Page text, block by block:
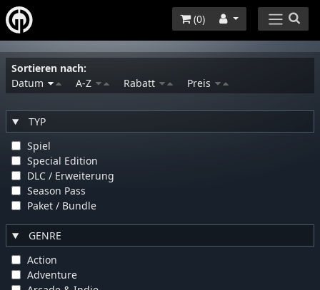
(0)
Sortieren nach:
Datum
A-Z Rabatt Preis
TYP
Spiel
Special Edition
DLC / Erweiterung
Season Pass
Paket / Bundle
GENRE
Action
Adventure